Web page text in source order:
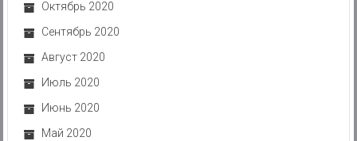
Октябрь 2020
Сентябрь 2020
Август 2020
Июль 2020
Июнь 2020
Май 2020